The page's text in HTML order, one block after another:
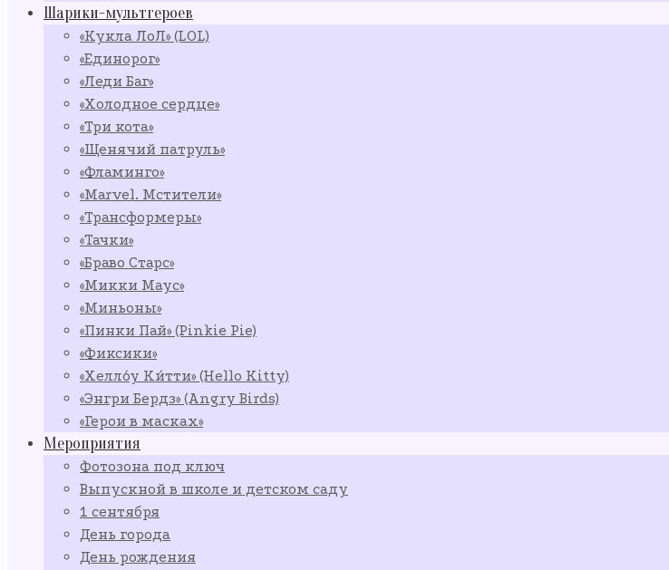
Шарики-мультгероев
«Кукла ЛоЛ» (LOL)
«Единорог»
«Леди Баг»
«Холодное сердце»
«Три кота»
«Щенячий патруль»
«Фламинго»
«Marvel. Мстители»
«Трансформеры»
«Тачки»
«Браво Старс»
«Микки Маус»
«Миньоны»
«Пинки Пай» (Pinkie Pie)
«Фиксики»
«Хелло́у Ки́тти» (Hello Kitty)
«Энгри Бердз» (Angry Birds)
«Герои в масках»
Мероприятия
Фотозона под ключ
Выпускной в школе и детском саду
1 сентября
День города
День рождения